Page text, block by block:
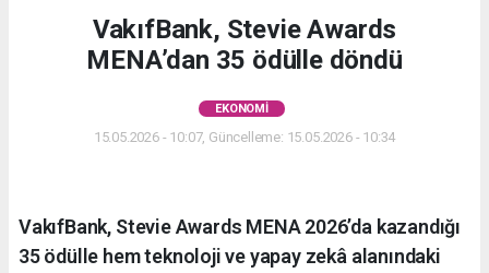
VakıfBank, Stevie Awards
MENA’dan 35 ödülle döndü
EKONOMI
15.05.2026 - 10:07, Güncelleme: 15.05.2026 - 10:34
VakıfBank, Stevie Awards MENA 2026’da kazandığı
35 ödülle hem teknoloji ve yapay zekâ alanındaki